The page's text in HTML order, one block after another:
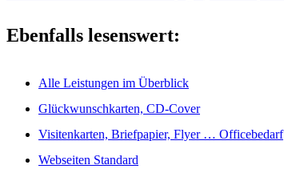
Ebenfalls lesenswert:
Alle Leistungen im Überblick
Glückwunschkarten, CD-Cover
Visitenkarten, Briefpapier, Flyer … Officebedarf
Webseiten Standard